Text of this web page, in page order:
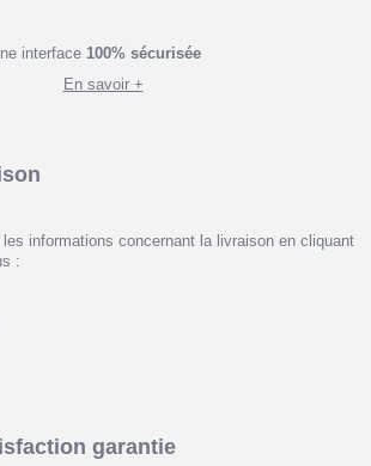
interface 100% sécurisée
En savoir +
informations concernant la livraison en cliquant
:
garantie